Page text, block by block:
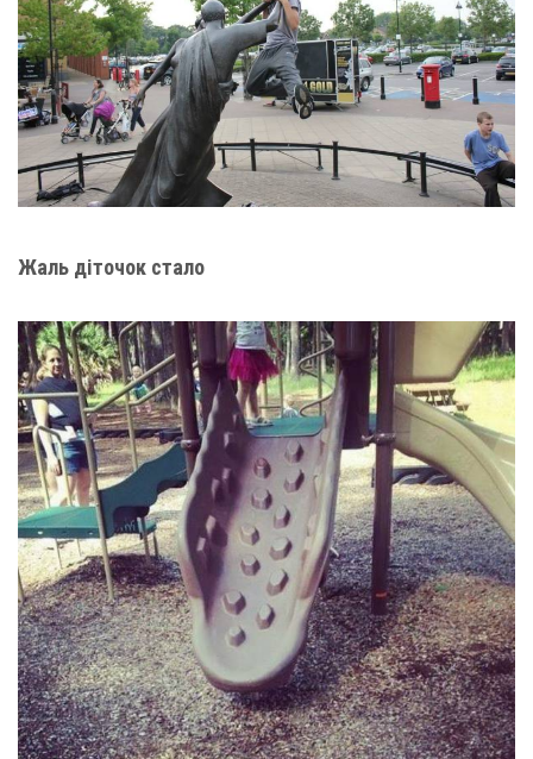
Жаль діточок стало